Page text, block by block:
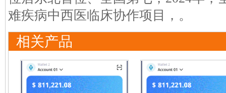
难疾病中西医临床协作项目，。
相关产品